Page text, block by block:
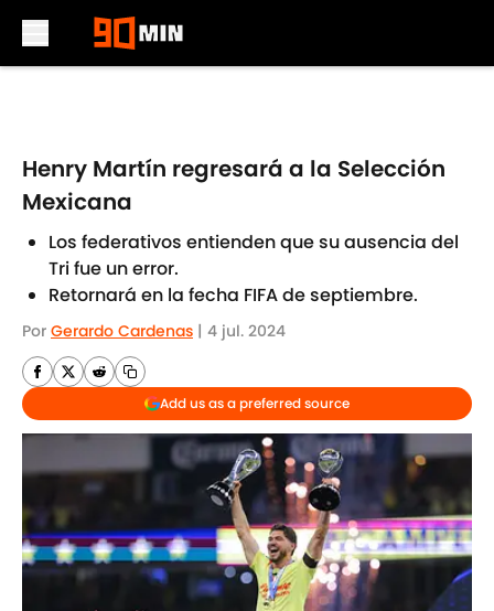
Henry Martín regresará a la Selección
Mexicana
Los federativos entienden que su ausencia del
Tri fue un error.
Retornará en la fecha FIFA de septiembre.
Por Gerardo Cardenas | 4 jul. 2024
Add us as a preferred source